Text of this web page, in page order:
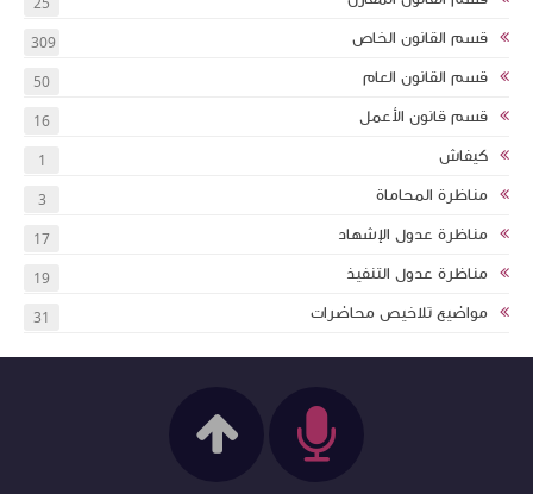
قسم القانون الخاص 309
قسم القانون العام 50
قسم قانون الأعمل 16
كيفاش 1
مناظرة المحاماة 3
مناظرة عدول الإشهاد 17
مناظرة عدول التنفيذ 19
مواضيع تلاخيص محاضرات 31